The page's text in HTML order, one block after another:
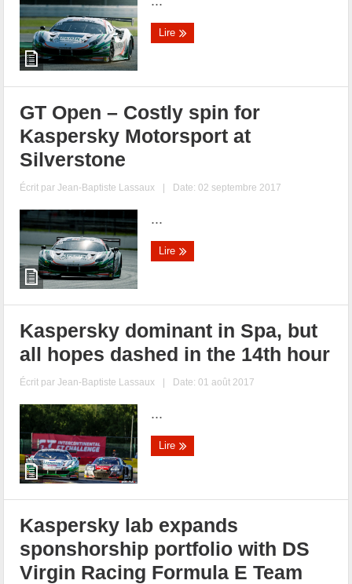
Lire
GT Open – Costly spin for
Kaspersky Motorsport at
Silverstone
Écrit parJean-Baptiste Lassaux | Date: 02 septembre 2017
...
Lire
Kaspersky dominant in Spa, but
all hopes dashed in the 14th hour
Écrit parJean-Baptiste Lassaux | Date: 01 août 2017
...
Lire
Kaspersky lab expands
sponshorship portfolio with DS
Virgin Racing Formula E Team